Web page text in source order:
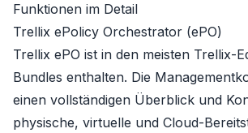
Funktionen im Detail
Trellix ePolicy Orchestrator (ePO)
Trellix ePO ist in den meisten Trellix-
Bundles enthalten. Die
einen vollständigen Überblick und
physische, virtuelle und Cloud-